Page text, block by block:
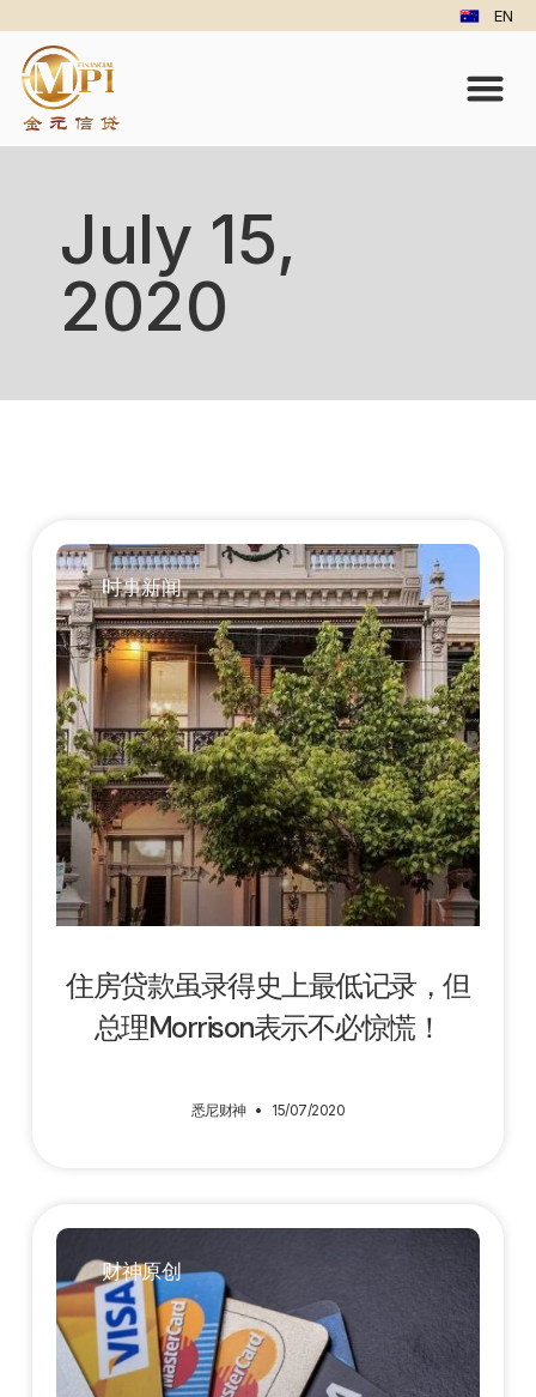
EN
July 15,
2020
时事新闻
住房贷款虽录得史上最低记录，但
总理Morrison表示不必惊慌！
悉尼财神 15/07/2020
财神原创